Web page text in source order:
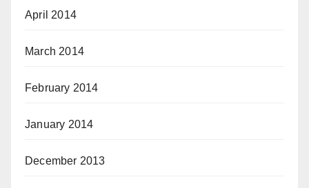
April 2014
March 2014
February 2014
January 2014
December 2013